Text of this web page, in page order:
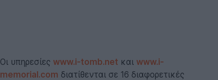
Οι υπηρεσίες www.i-tomb.net και www.i-
memorial.com διατίθενται σε 16 διαφορετικές